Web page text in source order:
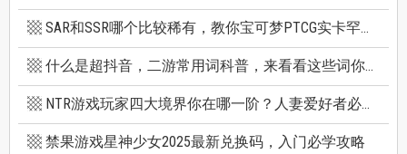
SAR和SSR哪个比较稀有，教你宝可梦PTCG实卡罕贵度怎么看
什么是超抖音，二游常用词科普，来看看这些词你看得懂多少个
NTR游戏玩家四大境界你在哪一阶？人妻爱好者必看三款精选NTR游戏推荐
禁果游戏星神少女2025最新兑换码，入门必学攻略